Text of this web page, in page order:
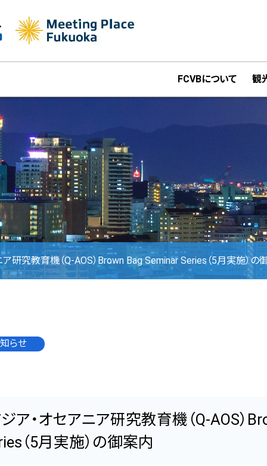
FCVBについて 観
研究教育機（Q-AOS）Brown Bag Seminar Series（5月実施）の
らせ
ア・オセアニア研究教育機（Q-AOS）
（5月実施）の御案内